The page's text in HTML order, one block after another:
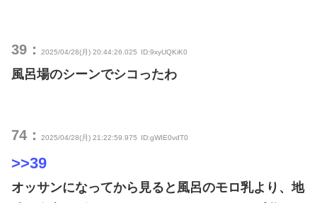
39： 2025/04/28(月) 20:44:26.025 ID:9xyUQKiK0
風呂場のシーンでシコったわ
74： 2025/04/28(月) 21:22:59.975 ID:gWIE0vdT0
>>39
オッサンになってから見ると風呂のモロ乳より、地